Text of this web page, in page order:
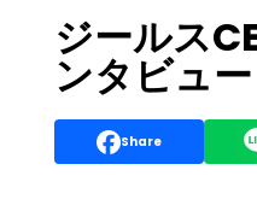
ジールス
ンタビュ
Share